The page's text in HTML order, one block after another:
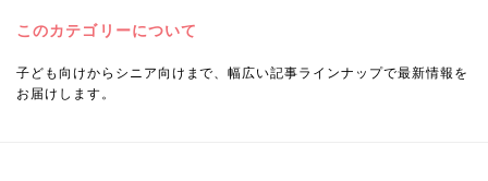
このカテゴリーについて
子ども向けからシニア向けまで、幅広い記事ラインナップで最新情報を
お届けします。